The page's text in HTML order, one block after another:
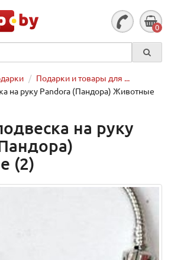
0
Подарки и товары для ...
на руку Pandora (Пандора) Животные
на руку
(2)